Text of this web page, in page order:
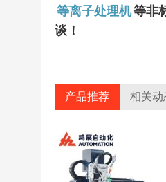
等离子处理机等非
谈！
产品推荐 相关动